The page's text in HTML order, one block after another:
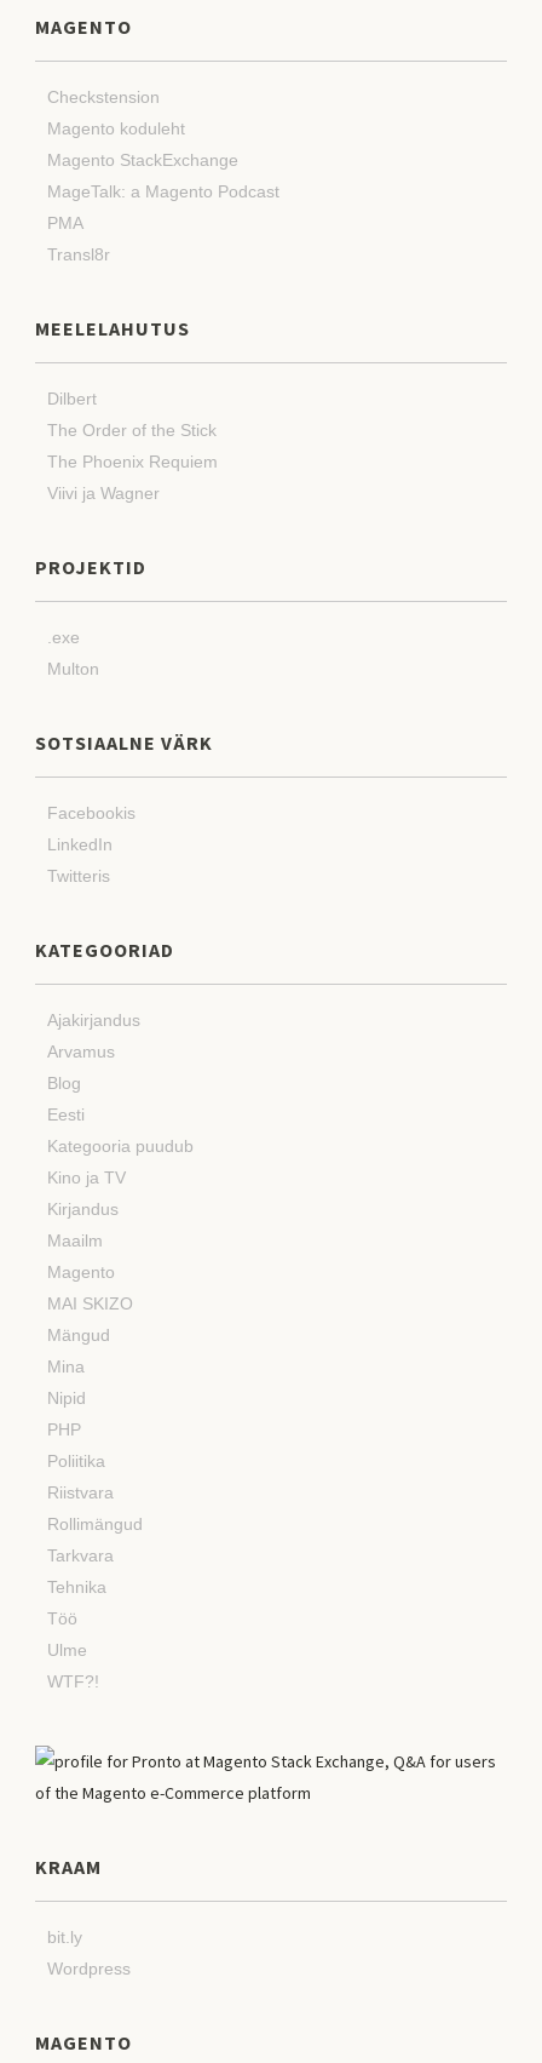
MAGENTO
Checkstension
Magento koduleht
Magento StackExchange
MageTalk: a Magento Podcast
PMA
Transl8r
MEELELAHUTUS
Dilbert
The Order of the Stick
The Phoenix Requiem
Viivi ja Wagner
PROJEKTID
.exe
Multon
SOTSIAALNE VÄRK
Facebookis
LinkedIn
Twitteris
KATEGOORIAD
Ajakirjandus
Arvamus
Blog
Eesti
Kategooria puudub
Kino ja TV
Kirjandus
Maailm
Magento
MAI SKIZO
Mängud
Mina
Nipid
PHP
Poliitika
Riistvara
Rollimängud
Tarkvara
Tehnika
Töö
Ulme
WTF?!
KRAAM
bit.ly
Wordpress
MAGENTO